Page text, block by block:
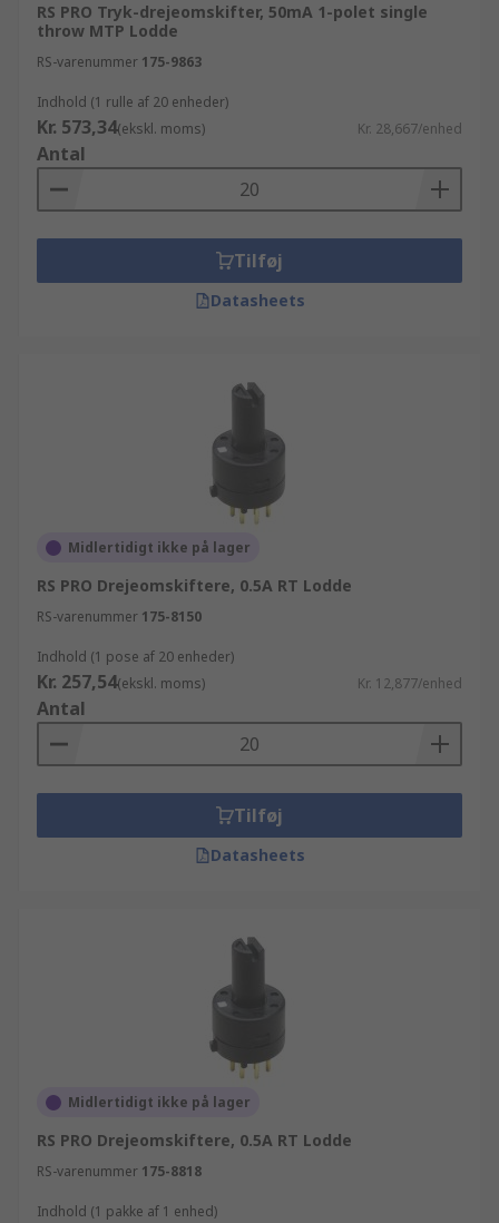
RS PRO Tryk-drejeomskifter, 50mA 1-polet single
throw MTP Lodde
RS-varenummer 175-9863
Indhold (1 rulle af 20 enheder)
Kr. 573,34(ekskl. moms) Kr. 28,667/enhed
Antal
Tilføj
Datasheets
Midlertidigt ikke på lager
RS PRO Drejeomskiftere, 0.5A RT Lodde
RS-varenummer 175-8150
Indhold (1 pose af 20 enheder)
Kr. 257,54(ekskl. moms) Kr. 12,877/enhed
Antal
Tilføj
Datasheets
Midlertidigt ikke på lager
RS PRO Drejeomskiftere, 0.5A RT Lodde
RS-varenummer 175-8818
Indhold (1 pakke af 1 enhed)